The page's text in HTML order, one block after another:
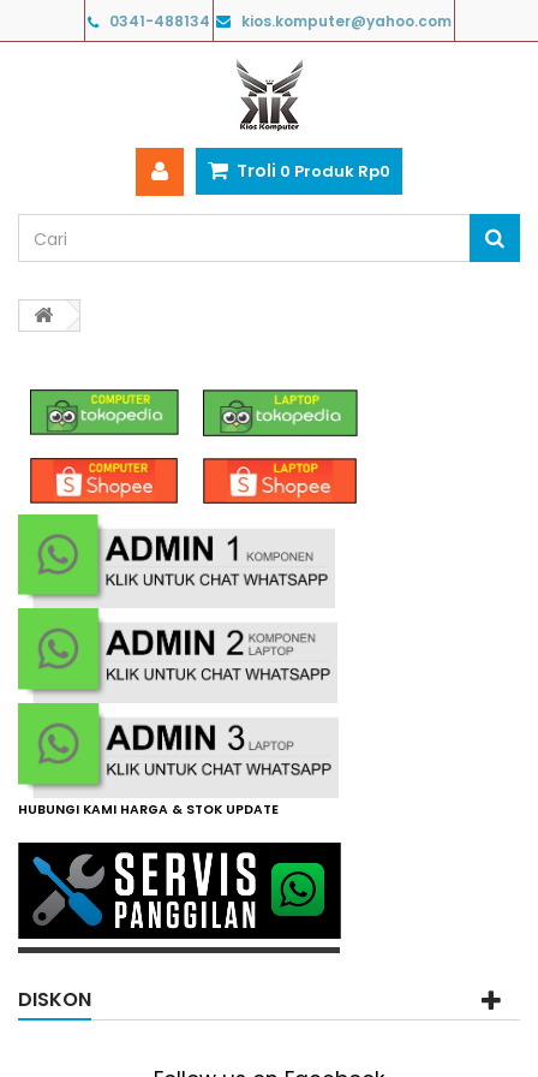
0341-488134 kios.komputer@yahoo.com
Troli 0 Produk Rp‎0
HUBUNGI KAMI HARGA & STOK UPDATE
DISKON